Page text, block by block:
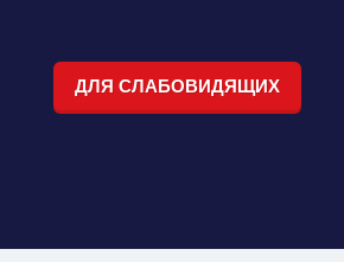
ДЛЯ СЛАБОВИДЯЩИХ